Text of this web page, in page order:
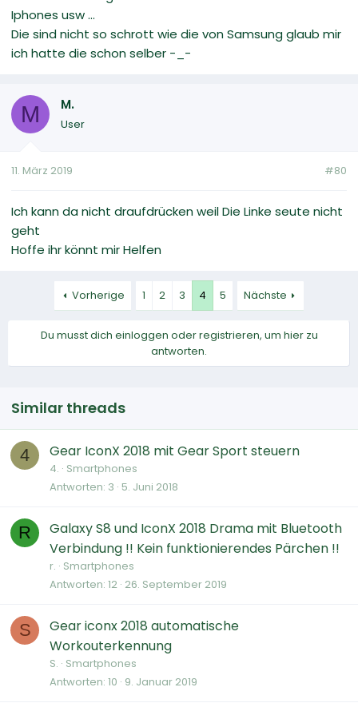
Iphones usw ...
Die sind nicht so schrott wie die von Samsung glaub mir
ich hatte die schon selber -_-
M M.
User
11. März 2019 #80
Ich kann da nicht draufdrücken weil Die Linke seute nicht
geht
Hoffe ihr könnt mir Helfen
Vorherige 1 2 3 4 5 Nächste
Du musst dich einloggen oder registrieren, um hier zu
antworten.
Similar threads
4 Gear IconX 2018 mit Gear Sport steuern
4. Smartphones
Antworten 3 5. Juni 2018
R
Galaxy S8 und IconX 2018 Drama mit Bluetooth
Verbindung !! Kein funktionierendes Pärchen !!
r. Smartphones
Antworten 12 26. September 2019
S
Gear iconx 2018 automatische
Workouterkennung
S. Smartphones
Antworten 10 9. Januar 2019